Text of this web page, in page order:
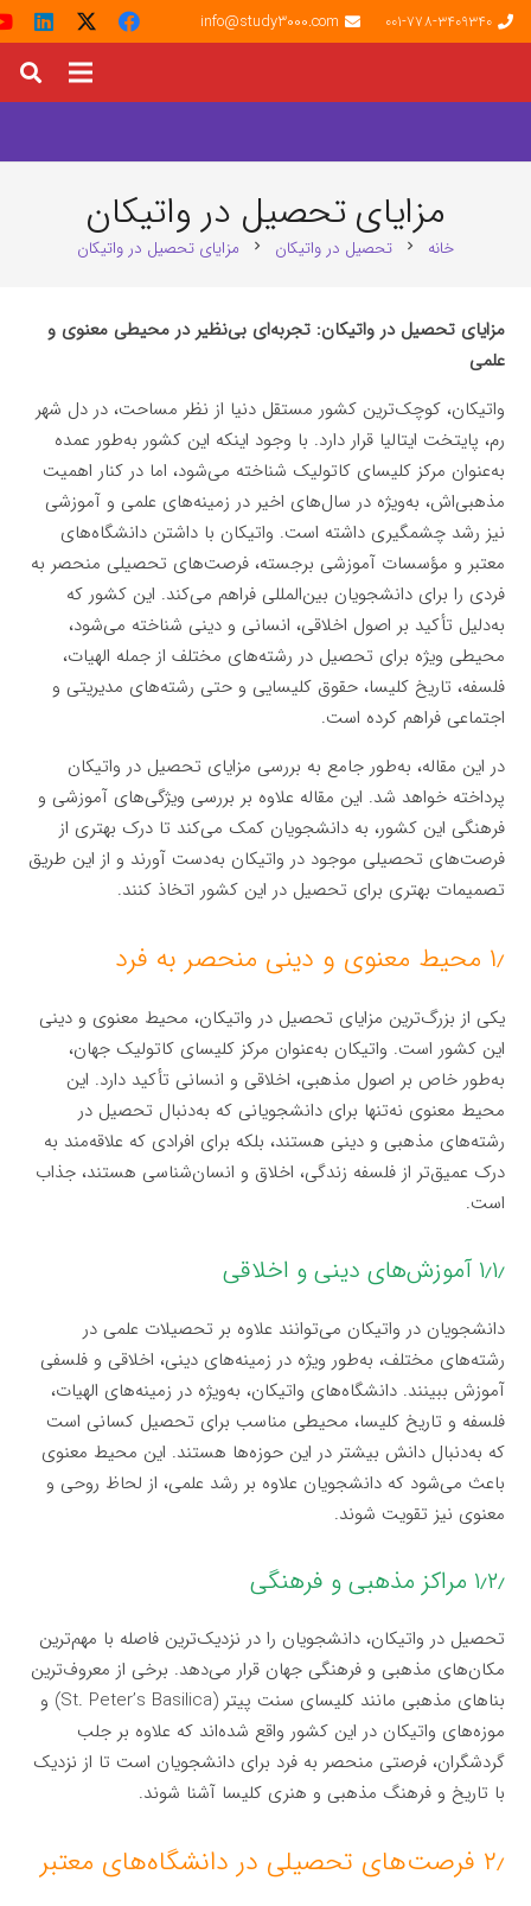
001-778-3409340
info@study3000.com
مزایای تحصیل در واتیکان
خانه chevron_right تحصیل در واتیکان chevron_right مزایای تحصیل در واتیکان
مزایای تحصیل در واتیکان: تجربه‌ای بی‌نظیر در محیطی معنوی و
علمی
واتیکان، کوچک‌ترین کشور مستقل دنیا از نظر مساحت، در دل شهر
رم، پایتخت ایتالیا قرار دارد. با وجود اینکه این کشور به‌طور عمده
به‌عنوان مرکز کلیسای کاتولیک شناخته می‌شود، اما در کنار اهمیت
مذهبی‌اش، به‌ویژه در سال‌های اخیر در زمینه‌های علمی و آموزشی
نیز رشد چشمگیری داشته است. واتیکان با داشتن دانشگاه‌های
معتبر و مؤسسات آموزشی برجسته، فرصت‌های تحصیلی منحصر به
فردی را برای دانشجویان بین‌المللی فراهم می‌کند. این کشور که
به‌دلیل تأکید بر اصول اخلاقی، انسانی و دینی شناخته می‌شود،
محیطی ویژه برای تحصیل در رشته‌های مختلف از جمله الهیات،
فلسفه، تاریخ کلیسا، حقوق کلیسایی و حتی رشته‌های مدیریتی و
اجتماعی فراهم کرده است.
در این مقاله، به‌طور جامع به بررسی مزایای تحصیل در واتیکان
پرداخته خواهد شد. این مقاله علاوه بر بررسی ویژگی‌های آموزشی و
فرهنگی این کشور، به دانشجویان کمک می‌کند تا درک بهتری از
فرصت‌های تحصیلی موجود در واتیکان به‌دست آورند و از این طریق
تصمیمات بهتری برای تحصیل در این کشور اتخاذ کنند.
۱٫ محیط معنوی و دینی منحصر به فرد
یکی از بزرگ‌ترین مزایای تحصیل در واتیکان، محیط معنوی و دینی
این کشور است. واتیکان به‌عنوان مرکز کلیسای کاتولیک جهان،
به‌طور خاص بر اصول مذهبی، اخلاقی و انسانی تأکید دارد. این
محیط معنوی نه‌تنها برای دانشجویانی که به‌دنبال تحصیل در
رشته‌های مذهبی و دینی هستند، بلکه برای افرادی که علاقه‌مند به
درک عمیق‌تر از فلسفه زندگی، اخلاق و انسان‌شناسی هستند، جذاب
است.
۱٫۱٫ آموزش‌های دینی و اخلاقی
دانشجویان در واتیکان می‌توانند علاوه بر تحصیلات علمی در
رشته‌های مختلف، به‌طور ویژه در زمینه‌های دینی، اخلاقی و فلسفی
آموزش ببینند. دانشگاه‌های واتیکان، به‌ویژه در زمینه‌های الهیات،
فلسفه و تاریخ کلیسا، محیطی مناسب برای تحصیل کسانی است
که به‌دنبال دانش بیشتر در این حوزه‌ها هستند. این محیط معنوی
باعث می‌شود که دانشجویان علاوه بر رشد علمی، از لحاظ روحی و
معنوی نیز تقویت شوند.
۱٫۲٫ مراکز مذهبی و فرهنگی
تحصیل در واتیکان، دانشجویان را در نزدیک‌ترین فاصله با مهم‌ترین
مکان‌های مذهبی و فرهنگی جهان قرار می‌دهد. برخی از معروف‌ترین
بناهای مذهبی مانند کلیسای سنت پیتر (St. Peter’s Basilica) و
موزه‌های واتیکان در این کشور واقع شده‌اند که علاوه بر جلب
گردشگران، فرصتی منحصر به فرد برای دانشجویان است تا از نزدیک
با تاریخ و فرهنگ مذهبی و هنری کلیسا آشنا شوند.
۲٫ فرصت‌های تحصیلی در دانشگاه‌های معتبر